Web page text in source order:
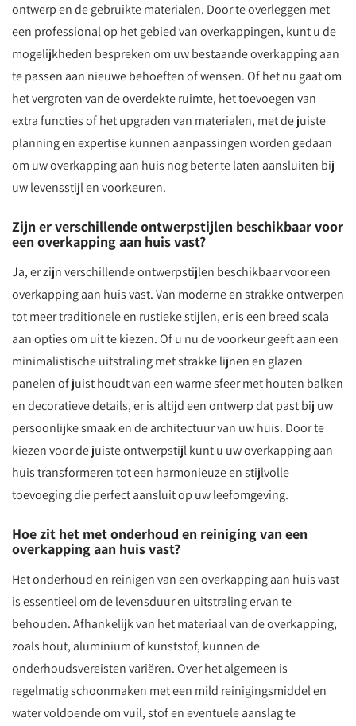
ontwerp en de gebruikte materialen. Door te overleggen met
een professional op het gebied van overkappingen, kunt u de
mogelijkheden bespreken om uw bestaande overkapping aan
te passen aan nieuwe behoeften of wensen. Of het nu gaat om
het vergroten van de overdekte ruimte, het toevoegen van
extra functies of het upgraden van materialen, met de juiste
planning en expertise kunnen aanpassingen worden gedaan
om uw overkapping aan huis nog beter te laten aansluiten bij
uw levensstijl en voorkeuren.
Zijn er verschillende ontwerpstijlen beschikbaar voor
een overkapping aan huis vast?
Ja, er zijn verschillende ontwerpstijlen beschikbaar voor een
overkapping aan huis vast. Van moderne en strakke ontwerpen
tot meer traditionele en rustieke stijlen, er is een breed scala
aan opties om uit te kiezen. Of u nu de voorkeur geeft aan een
minimalistische uitstraling met strakke lijnen en glazen
panelen of juist houdt van een warme sfeer met houten balken
en decoratieve details, er is altijd een ontwerp dat past bij uw
persoonlijke smaak en de architectuur van uw huis. Door te
kiezen voor de juiste ontwerpstijl kunt u uw overkapping aan
huis transformeren tot een harmonieuze en stijlvolle
toevoeging die perfect aansluit op uw leefomgeving.
Hoe zit het met onderhoud en reiniging van een
overkapping aan huis vast?
Het onderhoud en reinigen van een overkapping aan huis vast
is essentieel om de levensduur en uitstraling ervan te
behouden. Afhankelijk van het materiaal van de overkapping,
zoals hout, aluminium of kunststof, kunnen de
onderhoudsvereisten variëren. Over het algemeen is
regelmatig schoonmaken met een mild reinigingsmiddel en
water voldoende om vuil, stof en eventuele aanslag te